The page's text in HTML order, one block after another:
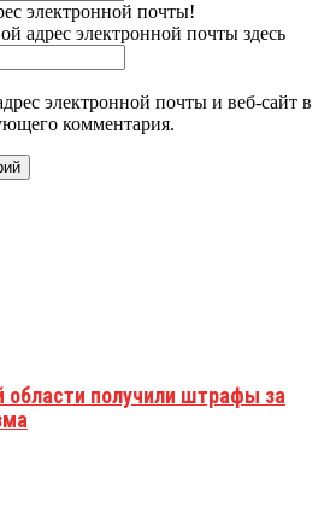
электронной почты!
адрес электронной почты здесь
электронной почты и веб-сайт в
комментария.
области получили штрафы за